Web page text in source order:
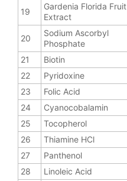
19
Gardenia Florida Fruit
Extract
20
Sodium Ascorbyl
Phosphate
21 Biotin
22
Pyridoxine
23
Folic Acid
24
Cyanocobalamin
25
Tocopherol
26
Thiamine HCl
27
Panthenol
28
Linoleic Acid